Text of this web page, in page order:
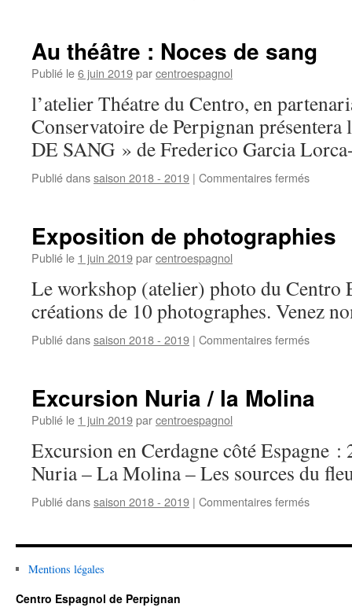
Guasha
Au théâtre : Noces de sang
Publié le6 juin 2019parcentroespagnol
l’atelier Théatre du Centro, en
Conservatoire de Perpignan
DE SANG » de Frederico Garcia
Publié danssaison 2018 - 2019 | Commentaires fermés
Noces
Exposition de photographies
Publié le 1 juin 2019parcentroespagnol
Le workshop (atelier) photo du Centro
créations de 10 photographes. Venez
Publié danssaison 2018 - 2019 | Commentaires fermés
Excursion Nuria / la Molina
Publié le 1 juin 2019parcentroespagnol
Excursion en Cerdagne côté Espagne
Nuria – La Molina – Les sources du
Publié danssaison 2018 - 2019 | Commentaires fermés
/
Mentions légales
Centro Espagnol de Perpignan